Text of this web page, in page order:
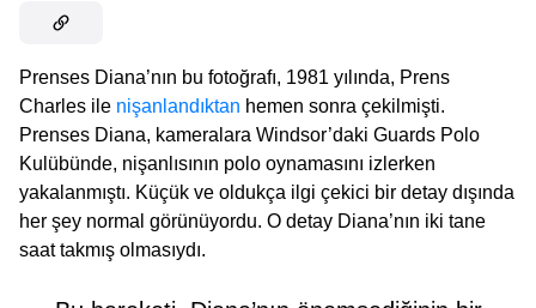
Prenses Diana’nın bu fotoğrafı, 1981 yılında, Prens
Charles ile nişanlandıktan hemen sonra çekilmişti.
Prenses Diana, kameralara Windsor’daki Guards Polo
Kulübünde, nişanlısının polo oynamasını izlerken
yakalanmıştı. Küçük ve oldukça ilgi çekici bir detay dışında
her şey normal görünüyordu. O detay Diana’nın iki tane
saat takmış olmasıydı.